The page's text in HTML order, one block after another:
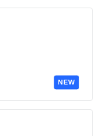
NEW